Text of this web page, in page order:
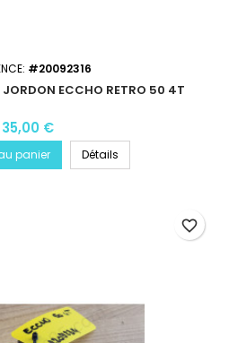
#20092316
ECCHO RETRO 50 4T
35,00 €
panier Détails
favorite_border